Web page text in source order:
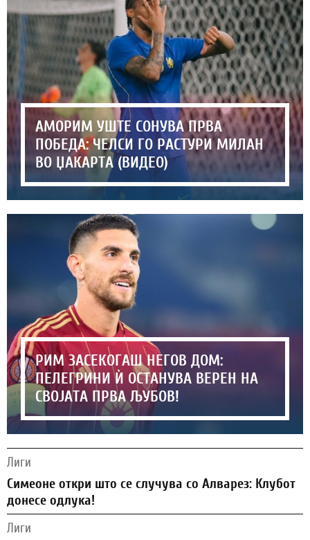
АМОРИМ УШТЕ СОНУВА ПРВА
ПОБЕДА: ЧЕЛСИ ГО РАСТУРИ МИЛАН
ВО ЏАКАРТА (ВИДЕО)
РИМ ЗАСЕКОГАШ НЕГОВ ДОМ:
ПЕЛЕГРИНИ Ѝ ОСТАНУВА ВЕРЕН НА
СВОЈАТА ПРВА ЉУБОВ!
Лиги
Симеоне откри што се случува со Алварез: Клубот
донесе одлука!
Лиги